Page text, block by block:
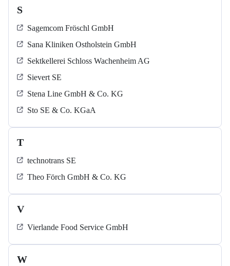
S
Sagemcom Fröschl GmbH
Sana Kliniken Ostholstein GmbH
Sektkellerei Schloss Wachenheim AG
Sievert SE
Stena Line GmbH & Co. KG
Sto SE & Co. KGaA
T
technotrans SE
Theo Förch GmbH & Co. KG
V
Vierlande Food Service GmbH
W